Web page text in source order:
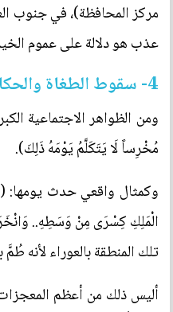
مركز المحافظة)، في جنوب
عذب هو دلالة على عموم
4- سقوط الطغاة والحكام الظلمة
ومن الظواهر الاجتماعية
مُخْرِساً لَا يَتَكَلَّمُ يَوْمَهُ ذَلِكَ).
وكمثال واقعي حدث يومها:
الْمَلِكِ كِسْرَى مِنْ وَسَطِهِ..
تلك المنطقة بالعوراء لأنه
أليس ذلك من أعظم المعجزات